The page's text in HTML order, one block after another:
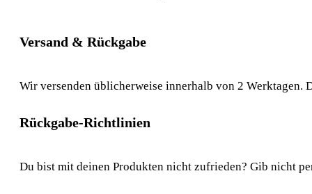
Versand & Rückgabe
Wir versenden üblicherweise innerhalb von 2 Werktagen.
Rückgabe-Richtlinien
Du bist mit deinen Produkten nicht zufrieden? Gib nicht